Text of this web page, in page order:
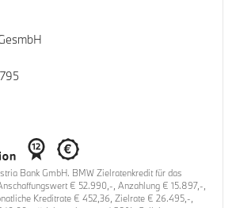
Bank GmbH. BMW Zielratenkredit für das
€ 52.990,-, Anzahlung € 15.897,-,
Kreditrate € 452,36, Zielrate € 26.495,-,